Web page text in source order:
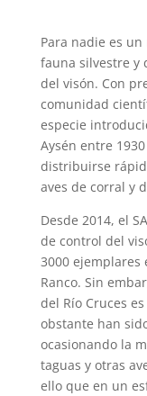
Para nadie es
fauna silvestre y
del visón. Con
comunidad
especie
Aysén entre
distribuirse
aves de corral y
Desde 2014, el
de control del
3000 ejemplares
Ranco. Sin
del Río Cruces
obstante han
ocasionando la
taguas y otras
ello que en un